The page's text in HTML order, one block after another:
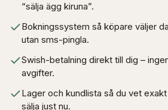
“sälja ägg kiruna”.
Bokningssystem så köpare väljer
utan sms-pingla.
Swish-betalning direkt till dig –
avgifter.
Lager och kundlista så du vet
sälja just nu.